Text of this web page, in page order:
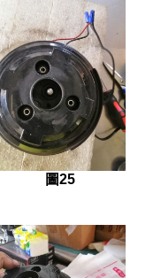
圖25